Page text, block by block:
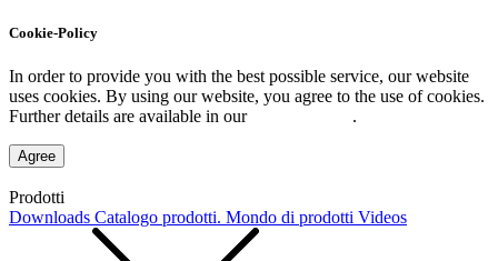
Cookie-Policy
In order to provide you with the best possible service, our website
uses cookies. By using our website, you agree to the use of cookies.
Further details are available in our
.
Agree
Prodotti
Downloads Catalogo prodotti. Mondo di prodotti Videos